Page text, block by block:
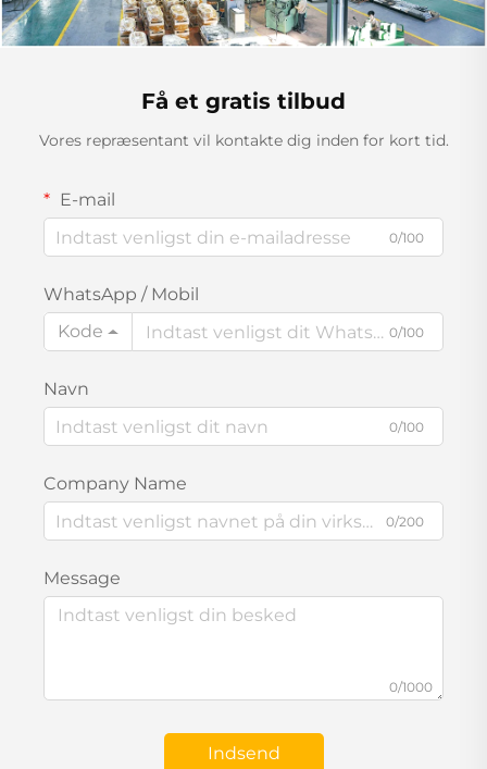
Få et gratis tilbud
Vores repræsentant vil kontakte dig inden for kort tid.
E-mail
0/100
WhatsApp / Mobil
Kode
0/100
Navn
0/100
Company Name
0/200
Message
0/1000
Indsend